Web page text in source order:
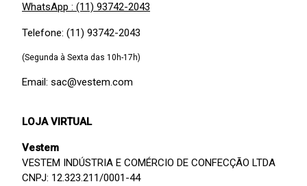
WhatsApp : (11) 93742-2043
Telefone: (11) 93742-2043
(Segunda à Sexta das 10h-17h)
Email: sac@vestem.com
LOJA VIRTUAL
Vestem
VESTEM INDÚSTRIA E COMÉRCIO DE CONFECÇÃO LTDA
CNPJ: 12.323.211/0001-44